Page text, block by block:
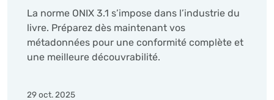
La norme ONIX 3.1 s’impose dans l’industrie du
livre. Préparez dès maintenant vos
métadonnées pour une conformité complète et
une meilleure découvrabilité.
29 oct. 2025